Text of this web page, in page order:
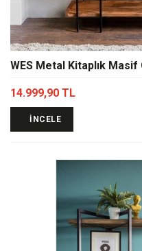
WES Metal Kitaplık
14.999,90 TL
İNCELE